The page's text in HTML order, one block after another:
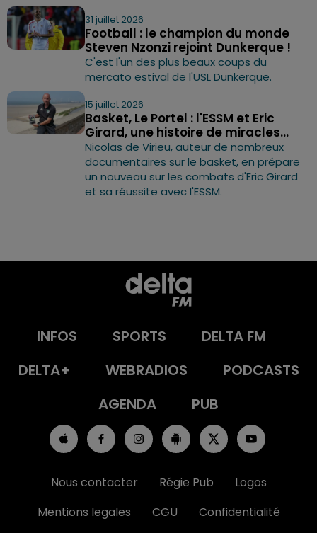
31 juillet 2026
Football : le champion du monde
Steven Nzonzi rejoint Dunkerque !
C'est l'un des plus beaux coups du
mercato estival de l'USL Dunkerque.
15 juillet 2026
Basket, Le Portel : l'ESSM et Eric
Girard, une histoire de miracles...
Nicolas de Virieu, auteur de nombreux
documentaires sur le basket, en prépare
un nouveau sur les combats d'Eric Girard
et sa réussite avec l'ESSM.
INFOS SPORTS
DELTA FM
DELTA+
WEBRADIOS
PODCASTS
AGENDA
PUB
Nous contacter Régie Pub
Logos
Mentions legales
CGU Confidentialité